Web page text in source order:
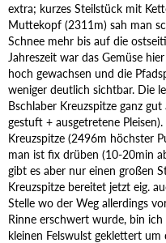
extra; kurzes Steilstück mit
Muttekopf (2311m) sah man
Schnee mehr bis auf die
Jahreszeit war das Gemüse
hoch gewachsen und die
weniger deutlich sichtbar. Die
Bschlaber Kreuzspitze ganz
gestuft + ausgetretene
Kreuzspitze (2496m höchster
man ist fix drüben (10-20min
gibt es aber nur einen großen
Kreuzspitze bereitet jetzt eig.
Stelle wo der Weg allerdings
Rinne erschwert wurde, bin
kleinen Felswulst geklettert